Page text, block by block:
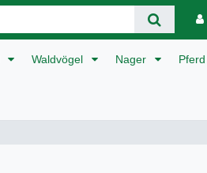
Waldvögel Nager Pferd